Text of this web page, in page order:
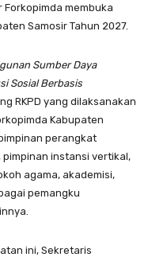
Forkopimda membuka
Samosir Tahun 2027.
Sumber Daya
Sosial Berbasis
RKPD yang dilaksanakan
Kabupaten
perangkat
instansi vertikal,
agama, akademisi,
pemangku
ini, Sekretaris